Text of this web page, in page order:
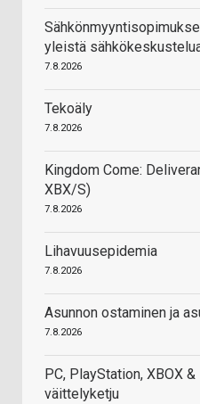
yleistä
7.8.2026
Tekoäly
7.8.2026
Kingdom Come:
XBX/S)
7.8.2026
Lihavuusepidemia
7.8.2026
Asunnon ostaminen ja
7.8.2026
PC, PlayStation, XBOX
väittelyketju